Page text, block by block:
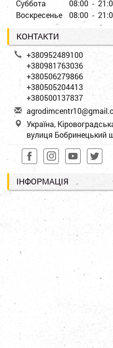
Суббота
08:00 -
Воскресенье
08:00 -
КОНТАКТИ
+380952489100
+380981763036
+380506279866
+380505204413
+380500137837
agrodimcentr10@gmail.c
Україна,
вулиця Бобринецький
ІНФОРМАЦІЯ